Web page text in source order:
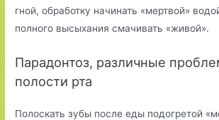
гной, обработку начинать «мертвой»
полного высыхания смачивать «живой».
Парадонтоз, различные
полости рта
Полоскать зубы после еды подогретой